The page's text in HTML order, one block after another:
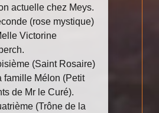
actuelle chez Meys.
(rose mystique)
Victorine
(Saint Rosaire)
famille Mélon (Petit
de Mr le Curé).
(Trône de la